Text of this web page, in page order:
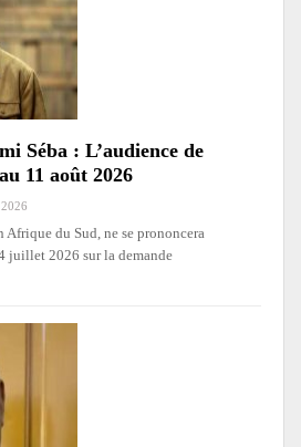
Séba : L’audience de
11 août 2026
du Sud, ne se prononcera
juillet 2026 sur la demande